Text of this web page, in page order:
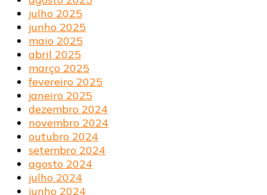
julho 2025
junho 2025
maio 2025
abril 2025
março 2025
fevereiro 2025
janeiro 2025
dezembro 2024
novembro 2024
outubro 2024
setembro 2024
agosto 2024
julho 2024
junho 2024